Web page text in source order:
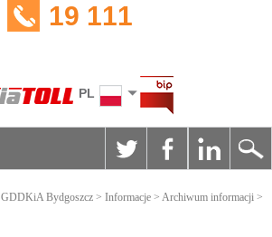
19 111
PL
GDDKiA Bydgoszcz > Informacje > Archiwum informacji >